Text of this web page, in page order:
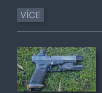
hodiny stihnout, a
konkrétního
procviceni
ucastnik (treba i
Trenink
tema treninku pro
navstivne, prosim,
VÍCE